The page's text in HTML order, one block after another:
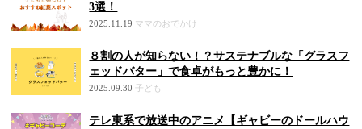
3選！
2025.11.19 ママのおでかけ
８割の人が知らない！？サステナブルな「グラスフ
ェッドバター」で食卓がもっと豊かに！
2025.09.30 子ども
テレ東系で放送中のアニメ【ギャビーのドールハウ